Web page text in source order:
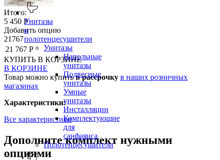
Унитазы
и
полотенцесушители
Унитазы
Напольные
унитазы
Подвесные
унитазы
Умные
унитазы
Инсталляции
Комплектующие
для
санфаянса
Полотенцесушители
Итого:
5 450 Р
Добавить опцию
21767
21 767 Р
КУПИТЬ В КОРЗИНЕ
В КОРЗИНЕ
Товар можно купитьв рассрочку в наших розничных
магазинах
Характеристики:
Все характеристики
Дополните комплект нужными
опциями